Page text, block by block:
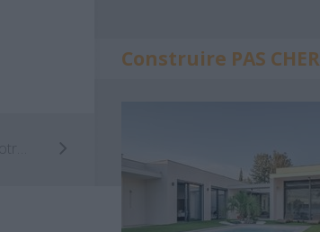
Construire PAS CHER